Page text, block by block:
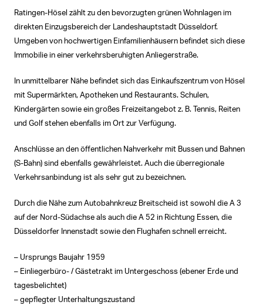
Ratingen-Hösel zählt zu den bevorzugten grünen Wohnlagen im
direkten Einzugsbereich der Landeshauptstadt Düsseldorf.
Umgeben von hochwertigen Einfamilienhäusern befindet sich diese
Immobilie in einer verkehrsberuhigten Anliegerstraße.
In unmittelbarer Nähe befindet sich das Einkaufszentrum von Hösel
mit Supermärkten, Apotheken und Restaurants. Schulen,
Kindergärten sowie ein großes Freizeitangebot z. B. Tennis, Reiten
und Golf stehen ebenfalls im Ort zur Verfügung.
Anschlüsse an den öffentlichen Nahverkehr mit Bussen und Bahnen
(S-Bahn) sind ebenfalls gewährleistet. Auch die überregionale
Verkehrsanbindung ist als sehr gut zu bezeichnen.
Durch die Nähe zum Autobahnkreuz Breitscheid ist sowohl die A 3
auf der Nord-Südachse als auch die A 52 in Richtung Essen, die
Düsseldorfer Innenstadt sowie den Flughafen schnell erreicht.
– Ursprungs Baujahr 1959
– Einliegerbüro- / Gästetrakt im Untergeschoss (ebener Erde und
tagesbelichtet)
– gepflegter Unterhaltungszustand